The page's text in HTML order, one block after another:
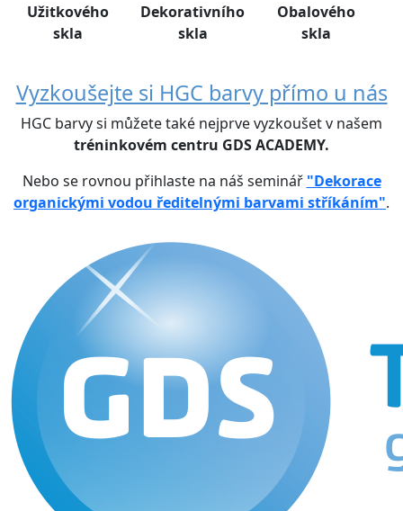
Užitkového
skla
Dekorativního
skla
Obalového
skla
Vyzkoušejte si HGC barvy přímo u nás
HGC barvy si můžete také nejprve vyzkoušet v našem
tréninkovém centru GDS ACADEMY.
Nebo se rovnou přihlaste na náš seminář "Dekorace
organickými vodou ředitelnými barvami stříkáním".